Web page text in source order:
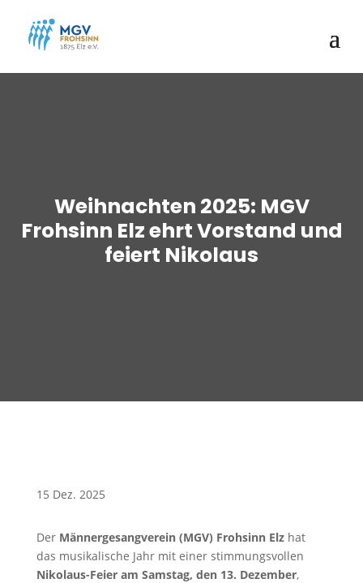
Weihnachten 2025: MGV
Frohsinn Elz ehrt Vorstand und
feiert Nikolaus
15 Dez. 2025
Der Männergesangverein (MGV) Frohsinn Elzhat
das musikalische Jahr mit einer stimmungsvollen
Nikolaus-Feier am Samstag, den 13. Dezember,